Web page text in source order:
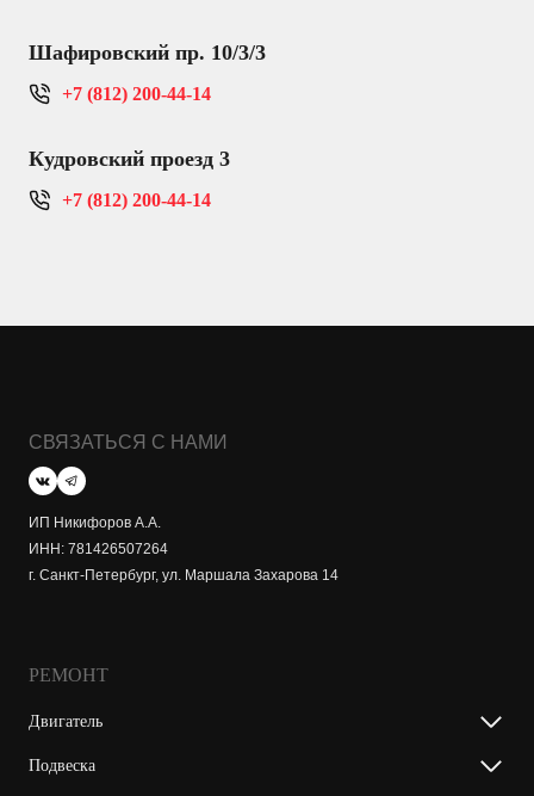
Шафировский пр. 10/3/3
+7 (812) 200-44-14
Кудровский проезд 3
+7 (812) 200-44-14
СВЯЗАТЬСЯ С НАМИ
ИП Никифоров А.А.
ИНН: 781426507264
г. Санкт-Петербург, ул. Маршала Захарова 14
РЕМОНТ
Двигатель
Подвеска